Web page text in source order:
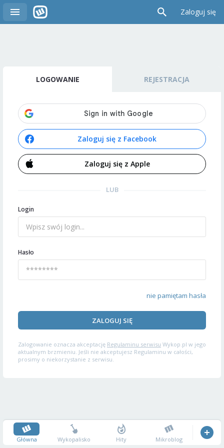
Zaloguj się
LOGOWANIE REJESTRACJA
Zaloguj się z Facebook
Zaloguj się z Apple
LUB
Login
Hasło
nie pamiętam hasła
ZALOGUJ SIĘ
Zalogowanie oznacza akceptację Regulaminu serwisu Wykop.pl w jego
aktualnym brzmieniu. Jeśli nie akceptujesz Regulaminu w całości,
prosimy o niekorzystanie z serwisu.
Główna Wykopalisko Hity Mikroblog